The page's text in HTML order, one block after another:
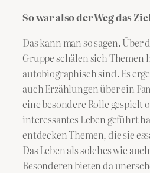
So war also der Weg das
Das kann man so sagen. Über
Gruppe schälen sich Themen
autobiographisch sind. Es
auch Erzählungen über ein
eine besondere Rolle gespielt
interessantes Leben geführt
entdecken Themen, die sie
Das Leben als solches wie
Besonderen bieten da